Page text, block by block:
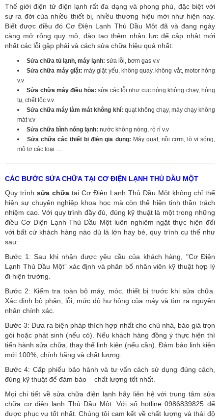
Thế giới điện tử điện lạnh rất đa dạng và phong phú, đặc biệt với
sự ra đời của nhiều thiết bị, nhiều thương hiệu mới như hiện nay.
Biết được điều đó Cơ Điện Lạnh Thủ Dầu Một đã và đang ngày
càng mở rộng quy mô, đào tạo thêm nhân lực để cập nhật mới
nhất các lỗi gặp phải và cách sửa chữa hiệu quả nhất:
Sửa chữa tủ lạnh, máy lạnh: sửa lỗi, bơm gas v.v
Sửa chữa máy giặt:máy giặt yếu, không quay, không vắt, motor hỏng
v.v
Sửa chữa máy điều hòa: sửa các lỗi như cục nóng không chạy, hỏng
tụ, chết lốc v.v
Sửa chữa máy làm mát không khí: quạt không chạy, máy chạy không
mát v.v
Sửa chữa bình nóng lạnh: nước không nóng, rò rỉ v.v
Sửa chữa các thiết bị điện gia dụng: Máy quạt, nồi cơm, lò vi sóng,
mô tơ các loại …
CÁC BƯỚC SỬA CHỮA TẠI CƠ ĐIỆN LẠNH THỦ DẦU MỘT
Quy trình sửa chữa tại Cơ Điện Lạnh Thủ Dầu Một không chỉ thể
hiện sự chuyên nghiệp khoa học mà còn thể hiện tinh thần trách
nhiệm cao. Với quy trình đầy đủ, đúng kỹ thuật là một trong những
điều Cơ Điện Lạnh Thủ Dầu Một luôn nghiêm ngặt thực hiện đối
với bất cứ khách hàng nào dù là lớn hay bé, quy trình cụ thể như
sau:
Bước 1: Sau khi nhận được yêu cầu của khách hàng, "Cơ Điện
Lạnh Thủ Dầu Một” xác định và phân bổ nhân viên kỹ thuật hợp lý
đi hiện trường.
Bước 2: Kiểm tra toàn bộ máy, móc, thiết bị trước khi sửa chữa.
Xác định bộ phận, lỗi, mức độ hư hỏng của máy và tìm ra nguyên
nhân chính xác.
Bước 3: Đưa ra biện pháp thích hợp nhất cho chủ nhà, báo giá trọn
gói hoặc phát sinh (nếu có). Nếu khách hàng đồng ý thực hiện thì
tiến hành sửa chữa, thay thế linh kiện (nếu cần). Đảm bảo linh kiện
mới 100%, chính hãng và chất lượng.
Bước 4: Cấp phiếu bảo hành và tư vấn cách sử dụng đúng cách,
đúng kỹ thuật để đảm bảo – chất lượng tốt nhất.
Mọi chi tiết về sửa chữa điện lạnh hãy liên hệ với trung tâm sửa
chữa cơ điện lạnh Thủ Dầu Một. Với số hotline 0986839825 để
được phục vụ tốt nhất. Chúng tôi cam kết về chất lượng và thái độ